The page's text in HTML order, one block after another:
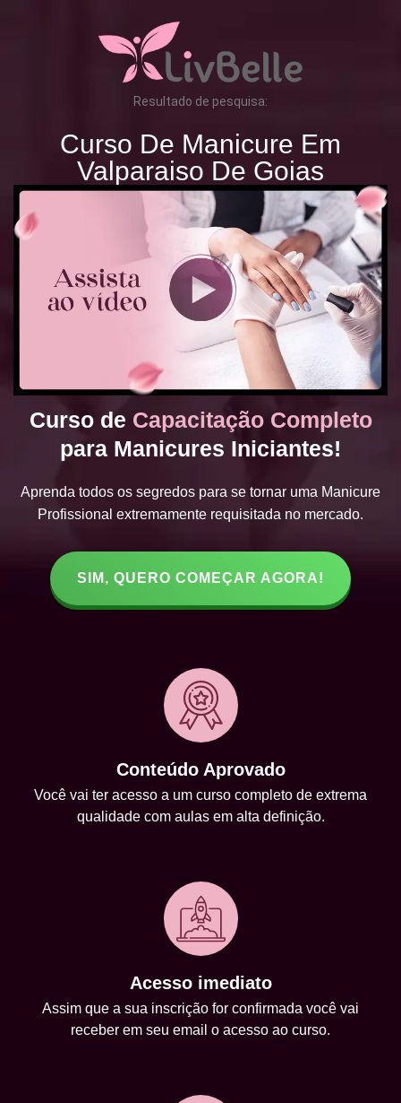
Resultado de pesquisa:
Curso De Manicure Em
Valparaiso De Goias
Curso de Capacitação Completo
para Manicures Iniciantes!
Aprenda todos os segredos para se tornar uma Manicure
Profissional extremamente requisitada no mercado.
SIM, QUERO COMEÇAR AGORA!
Conteúdo Aprovado
Você vai ter acesso a um curso completo de extrema
qualidade com aulas em alta definição.
Acesso imediato
Assim que a sua inscrição for confirmada você vai
receber em seu email o acesso ao curso.